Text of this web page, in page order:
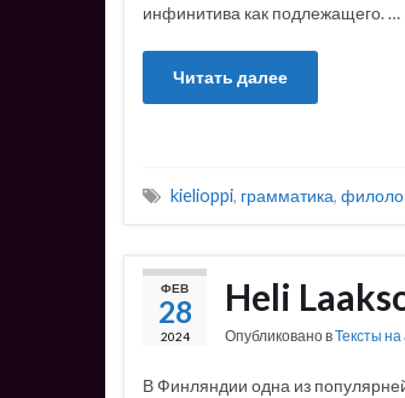
инфинитива как подлежащего. …
Читать далее
kielioppi, грамматика,
ФЕВ
28
2024
Heli
Опубликовано вТексты
В Финляндии одна из